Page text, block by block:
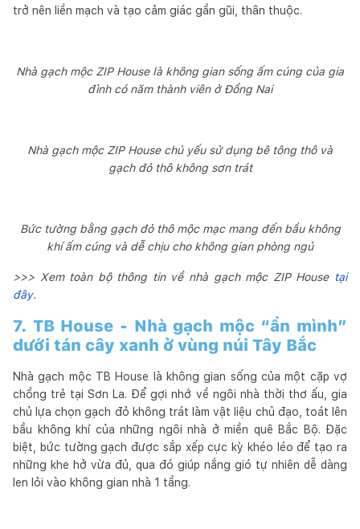
trở nên liền mạch và tạo cảm giác gần gũi, thân thuộc.
Nhà gạch mộc ZIP House là không gian sống ấm cúng của gia
đình có năm thành viên ở Đồng Nai
Nhà gạch mộc ZIP House chủ yếu sử dụng bê tông thô và
gạch đỏ thô không sơn trát
Bức tường bằng gạch đỏ thô mộc mạc mang đến bầu không
khí ấm cúng và dễ chịu cho không gian phòng ngủ
>>> Xem toàn bộ thông tin về nhà gạch mộc ZIP House tại
đây.
7. TB House - Nhà gạch mộc “ẩn mình”
dưới tán cây xanh ở vùng núi Tây Bắc
Nhà gạch mộc TB House là không gian sống của một cặp vợ
chồng trẻ tại Sơn La. Để gợi nhớ về ngôi nhà thời thơ ấu, gia
chủ lựa chọn gạch đỏ không trát làm vật liệu chủ đạo, toát lên
bầu không khí của những ngôi nhà ở miền quê Bắc Bộ. Đặc
biệt, bức tường gạch được sắp xếp cực kỳ khéo léo để tạo ra
những khe hở vừa đủ, qua đó giúp nắng gió tự nhiên dễ dàng
len lỏi vào không gian nhà 1 tầng.